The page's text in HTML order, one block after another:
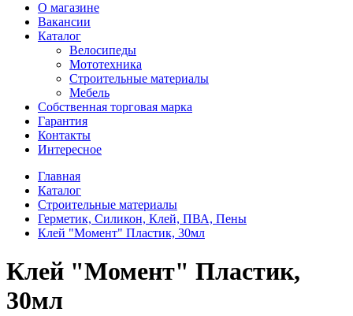
О магазине
Вакансии
Каталог
Велосипеды
Мототехника
Строительные материалы
Мебель
Собственная торговая марка
Гарантия
Контакты
Интересное
Главная
Каталог
Строительные материалы
Герметик, Силикон, Клей, ПВА, Пены
Клей "Момент" Пластик, 30мл
Клей "Момент" Пластик,
30мл